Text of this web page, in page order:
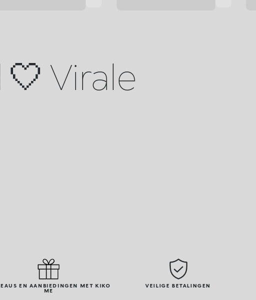
Virale
EN AANBIEDINGEN MET KIKO
ME
VEILIGE BETALINGEN